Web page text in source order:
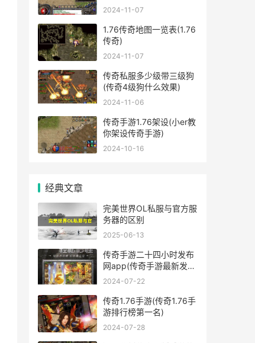
略)
2024-11-07
1.76传奇地图一览表(1.76
传奇)
2024-11-07
传奇私服多少级带三级狗
(传奇4级狗什么效果)
2024-11-06
传奇手游1.76架设(小er教
你架设传奇手游)
2024-10-16
经典文章
完美世界OL私服与官方服
务器的区别
2025-06-13
传奇手游二十四小时发布
网app(传奇手游最新发布
网站)
2024-07-22
传奇1.76手游(传奇1.76手
游排行榜第一名)
2024-07-28